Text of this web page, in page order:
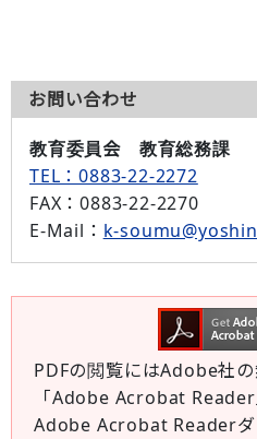
お問い合わせ
教育委員会 教育総務課
TEL：0883-22-2272
FAX ：0883-22-2270
E-Mail ： k-
PDFの閲覧にはAdobe社
「Adobe Acrobat
Adobe Acrobat Readerダ